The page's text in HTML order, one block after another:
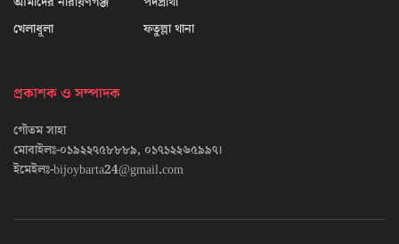
খেলাধূলা
ফতুল্লা থানা
প্রকাশক ও সম্পাদক
গৌতম সাহা
মোবাইলঃ-০১৯২২৭৫৮৮৮৯, ০১৭১২২৬৫৯৯৭।
ইমেইলঃ-bijoybarta24@gmail.com